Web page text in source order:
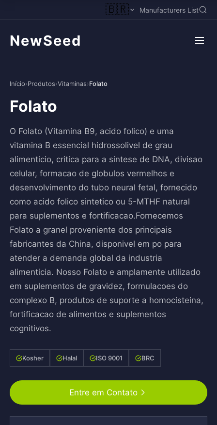
🇧🇷 Manufacturers List
NewSeed
Início›Produtos›Vitaminas›Folato
Folato
O Folato (Vitamina B9, acido folico) e uma
vitamina B essencial hidrossolivel de grau
alimenticio, critica para a sintese de DNA, divisao
celular, formacao de globulos vermelhos e
desenvolvimento do tubo neural fetal, fornecido
como acido folico sintetico ou 5-MTHF natural
para suplementos e fortificacao.Fornecemos
Folato a granel proveniente dos principais
fabricantes da China, disponivel em po para
atender a demanda global da industria
alimenticia. Nosso Folato e amplamente utilizado
em suplementos de gravidez, formulacoes do
complexo B, produtos de suporte a homocisteina,
fortificacao de alimentos e suplementos
cognitivos.
Kosher Halal ISO 9001 BRC
Entre em Contato